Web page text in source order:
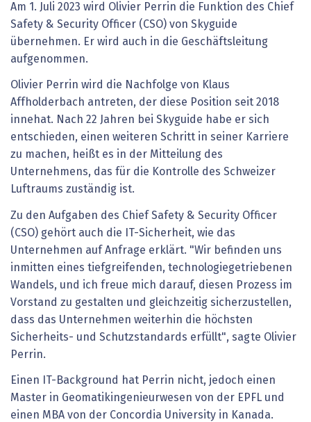
Am 1. Juli 2023 wird Olivier Perrin die Funktion des Chief
Safety & Security Officer (CSO) von Skyguide
übernehmen. Er wird auch in die Geschäftsleitung
aufgenommen.
Olivier Perrin wird die Nachfolge von Klaus
Affholderbach antreten, der diese Position seit 2018
innehat. Nach 22 Jahren bei Skyguide habe er sich
entschieden, einen weiteren Schritt in seiner Karriere
zu machen, heißt es in der Mitteilung des
Unternehmens, das für die Kontrolle des Schweizer
Luftraums zuständig ist.
Zu den Aufgaben des Chief Safety & Security Officer
(CSO) gehört auch die IT-Sicherheit, wie das
Unternehmen auf Anfrage erklärt. "Wir befinden uns
inmitten eines tiefgreifenden, technologiegetriebenen
Wandels, und ich freue mich darauf, diesen Prozess im
Vorstand zu gestalten und gleichzeitig sicherzustellen,
dass das Unternehmen weiterhin die höchsten
Sicherheits- und Schutzstandards erfüllt", sagte Olivier
Perrin.
Einen IT-Background hat Perrin nicht, jedoch einen
Master in Geomatikingenieurwesen von der EPFL und
einen MBA von der Concordia University in Kanada.